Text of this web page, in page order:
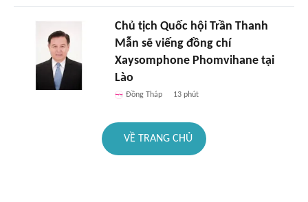
Chủ tịch Quốc hội Trần Thanh
Mẫn sẽ viếng đồng chí
Xaysomphone Phomvihane tại
Lào
Đồng Tháp 13 phút
VỀ TRANG CHỦ